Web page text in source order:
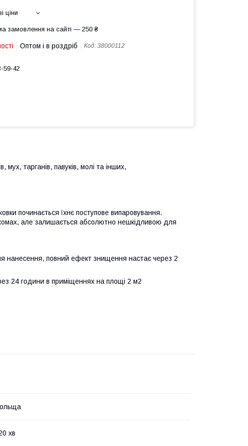
ціни
замовлення на сайті — 250 ₴
Оптом і в роздріб Код: 38000112
59-42
мух, тарганів, павуків, молі та інших,
починається їхнє поступове випаровування.
але залишається абсолютно нешкідливою для
нанесення, повний ефект знищення настає через 2
24 години в приміщеннях на площі 2 м2
хв